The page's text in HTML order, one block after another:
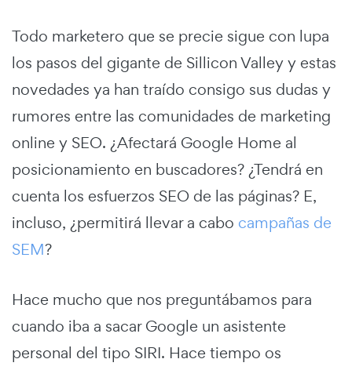
Todo marketero que se precie sigue con lupa
los pasos del gigante de Sillicon Valley y estas
novedades ya han traído consigo sus dudas y
rumores entre las comunidades de marketing
online y SEO. ¿Afectará Google Home al
posicionamiento en buscadores? ¿Tendrá en
cuenta los esfuerzos SEO de las páginas? E,
incluso, ¿permitirá llevar a cabo campañas de
SEM?
Hace mucho que nos preguntábamos para
cuando iba a sacar Google un asistente
personal del tipo SIRI. Hace tiempo os